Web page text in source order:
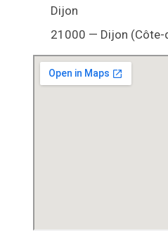
Dijon
21000 — Dijon (Côte-